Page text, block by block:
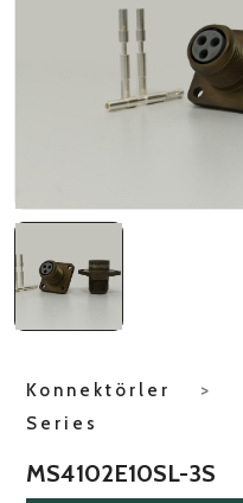
Konnektörler >
Series
MS4102E10SL-3S